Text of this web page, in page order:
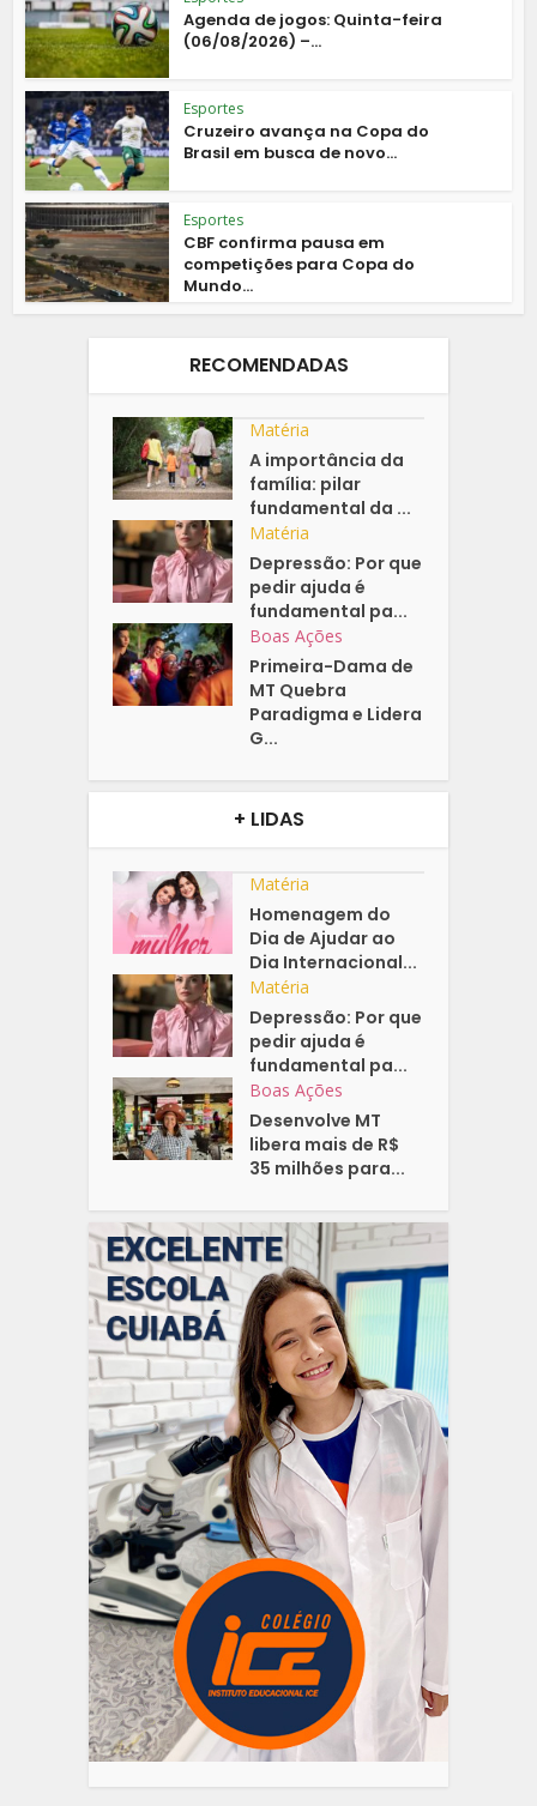
Agenda de jogos: Quinta-feira
(06/08/2026) –...
Esportes
Cruzeiro avança na Copa do
Brasil em busca de novo...
Esportes
CBF confirma pausa em
competições para Copa do
Mundo...
RECOMENDADAS
Matéria
A importância da
família: pilar
fundamental da ...
Matéria
Depressão: Por que
pedir ajuda é
fundamental pa...
Boas Ações
Primeira-Dama de
MT Quebra
Paradigma e Lidera
G...
+ LIDAS
Matéria
Homenagem do
Dia de Ajudar ao
Dia Internacional...
Matéria
Depressão: Por que
pedir ajuda é
fundamental pa...
Boas Ações
Desenvolve MT
libera mais de R$
35 milhões para...